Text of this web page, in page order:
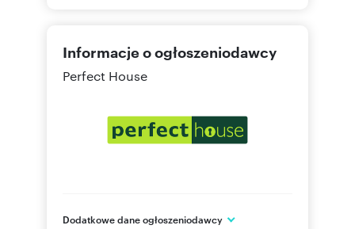
Informacje o ogłoszeniodawcy
Perfect House
Dodatkowe dane ogłoszeniodawcy